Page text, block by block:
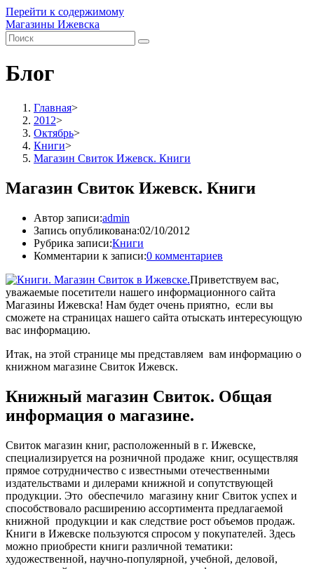
Перейти к содержимому
Магазины Ижевска
Блог
Главная>
2012>
Октябрь>
Книги>
Магазин Свиток Ижевск. Книги
Магазин Свиток Ижевск. Книги
Автор записи:admin
Запись опубликована:02/10/2012
Рубрика записи:Книги
Комментарии к записи:0 комментариев
Приветствуем вас,
уважаемые посетители нашего информационного сайта
Магазины Ижевска! Нам будет очень приятно, если вы
сможете на страницах нашего сайта отыскать интересующую
вас информацию.
Итак, на этой странице мы представляем вам информацию о
книжном магазине Свиток Ижевск.
Книжный магазин Свиток. Общая
информация о магазине.
Свиток магазин книг, расположенный в г. Ижевске,
специализируется на розничной продаже книг, осуществляя
прямое сотрудничество с известными отечественными
издательствами и дилерами книжной и сопутствующей
продукции. Это обеспечило магазину книг Свиток успех и
способствовало расширению ассортимента предлагаемой
книжной продукции и как следствие рост объемов продаж.
Книги в Ижевске пользуются спросом у покупателей. Здесь
можно приобрести книги различной тематики:
художественной, научно-популярной, учебной, деловой,